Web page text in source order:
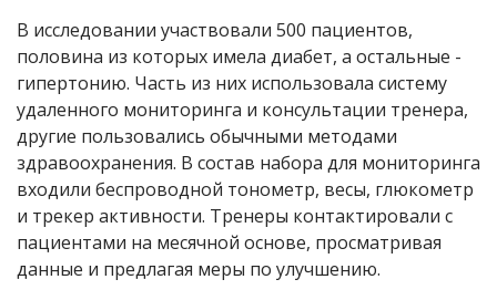
В исследовании участвовали 500 пациентов,
половина из которых имела диабет, а остальные -
гипертонию. Часть из них использовала систему
удаленного мониторинга и консультации тренера,
другие пользовались обычными методами
здравоохранения. В состав набора для мониторинга
входили беспроводной тонометр, весы, глюкометр
и трекер активности. Тренеры контактировали с
пациентами на месячной основе, просматривая
данные и предлагая меры по улучшению.